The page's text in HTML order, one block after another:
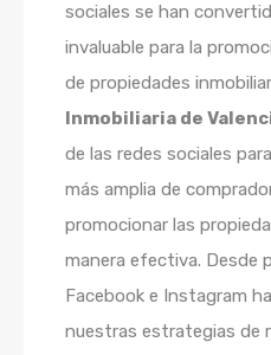
sociales se han
invaluable para la
de propiedades
Inmobiliaria de
de las redes sociales
más amplia de
promocionar las
manera efectiva. Desde
Facebook e Instagram
nuestras estrategias de